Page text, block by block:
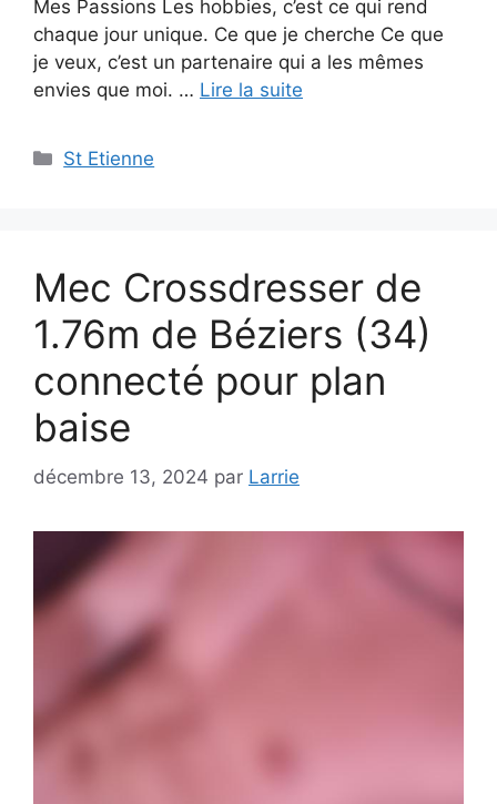
Mes Passions Les hobbies, c’est ce qui rend
chaque jour unique. Ce que je cherche Ce que
je veux, c’est un partenaire qui a les mêmes
envies que moi. … Lire la suite
Catégories
St Etienne
Mec Crossdresser de
1.76m de Béziers (34)
connecté pour plan
baise
décembre 13, 2024 par Larrie